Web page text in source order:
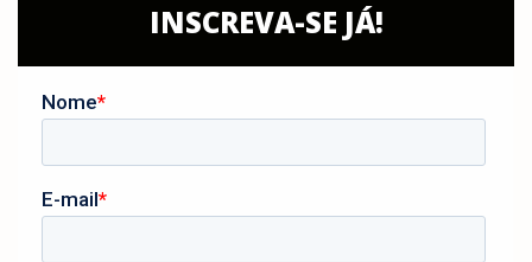
INSCREVA-SE JÁ!